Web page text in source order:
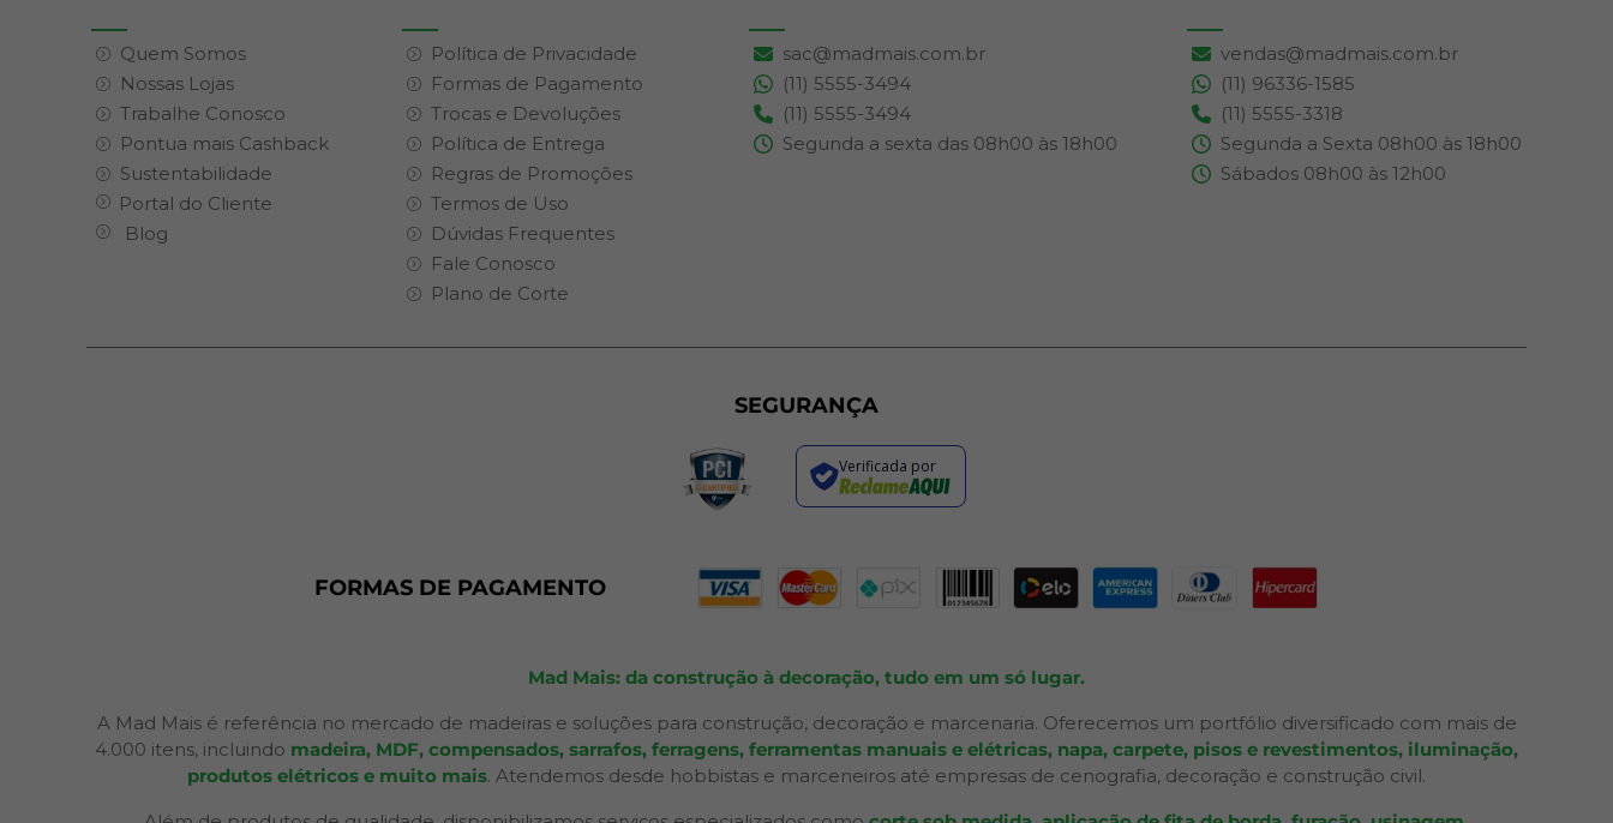
Quem Somos
Nossas Lojas
Trabalhe Conosco
Pontua mais Cashback
Sustentabilidade
Portal do Cliente
Blog
Política de Privacidade
Formas de Pagamento
Trocas e Devoluções
Política de Entrega
Regras de Promoções
Termos de Uso
Dúvidas Frequentes
Fale Conosco
Plano de Corte
sac@madmais.com.br
(11) 5555-3494
(11) 5555-3494
Segunda a sexta das 08h00 às 18h00
vendas@madmais.com.br
(11) 96336-1585
(11) 5555-3318
Segunda a Sexta 08h00 às 18h00
Sábados 08h00 às 12h00
SEGURANÇA
Verificada por
FORMAS DE PAGAMENTO
Mad Mais: da construção à decoração, tudo em um só lugar.
A Mad Mais é referência no mercado de madeiras e soluções para construção, decoração e marcenaria. Oferecemos um portfólio diversificado com mais de
4.000 itens, incluindo madeira, MDF, compensados, sarrafos, ferragens, ferramentas manuais e elétricas, napa, carpete, pisos e revestimentos, iluminação,
produtos elétricos e muito mais. Atendemos desde hobbistas e marceneiros até empresas de cenografia, decoração e construção civil.